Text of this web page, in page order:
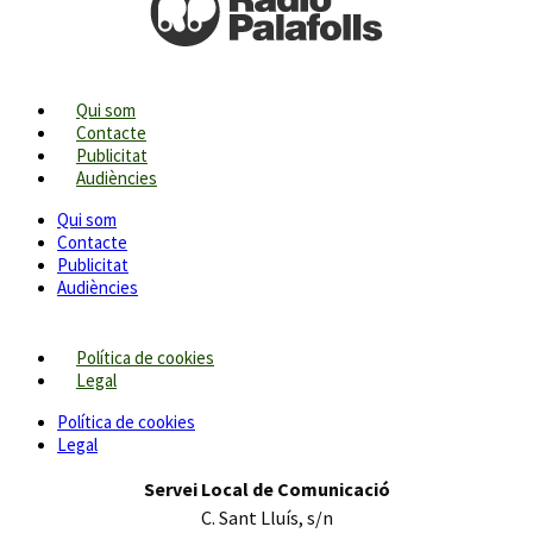
Qui som
Contacte
Publicitat
Audiències
Qui som
Contacte
Publicitat
Audiències
Política de cookies
Legal
Política de cookies
Legal
Servei Local de Comunicació
C. Sant Lluís, s/n